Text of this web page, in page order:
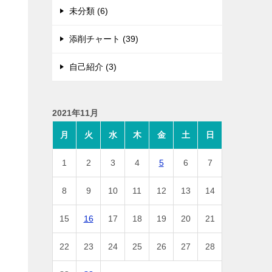
未分類 (6)
添削チャート (39)
自己紹介 (3)
2021年11月
月 火 水 木 金 土 日
1 2 3 4 5 6 7
8 9 10 11 12 13 14
15 16 17 18 19 20 21
22 23 24 25 26 27 28